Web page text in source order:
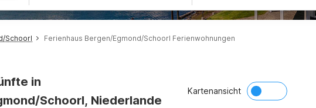
Schoorl Ferienhaus Bergen/Egmond/Schoorl Ferienwohnungen
in
Schoorl, Niederlande
Kartenansicht